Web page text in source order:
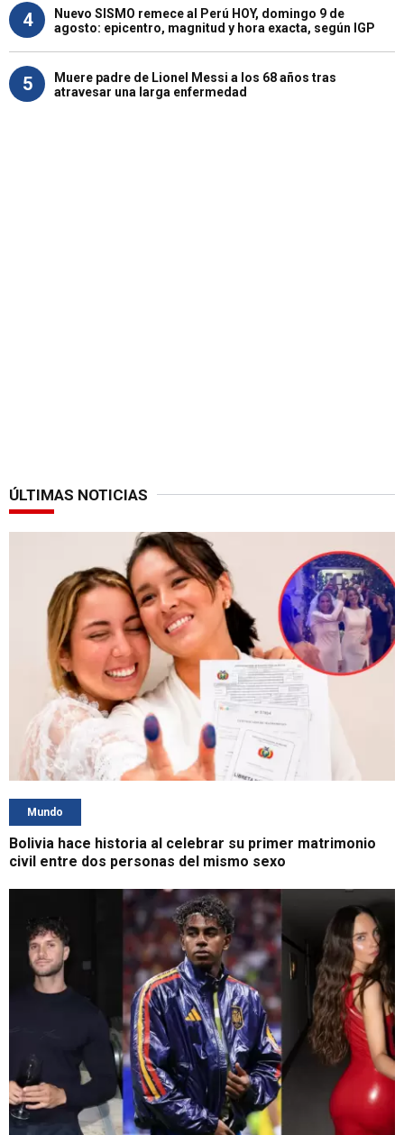
4
Nuevo SISMO remece al Perú HOY, domingo 9 de
agosto: epicentro, magnitud y hora exacta, según IGP
5
Muere padre de Lionel Messi a los 68 años tras
atravesar una larga enfermedad
ÚLTIMAS NOTICIAS
Mundo
Bolivia hace historia al celebrar su primer matrimonio
civil entre dos personas del mismo sexo